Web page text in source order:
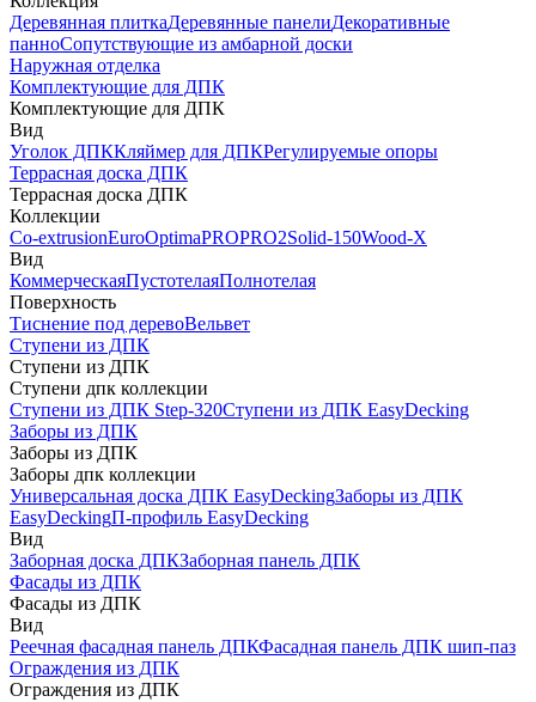
Деревянная плиткаДеревянные панелиДекоративные
панноСопутствующие из амбарной доски
Наружная отделка
Комплектующие для ДПК
Комплектующие для ДПК
Вид
Уголок ДПККляймер для ДПКРегулируемые опоры
Террасная доска ДПК
Террасная доска ДПК
Коллекции
Co-extrusionEuroOptimaPROPRO2Solid-150Wood-X
Вид
КоммерческаяПустотелаяПолнотелая
Поверхность
Тиснение под деревоВельвет
Ступени из ДПК
Ступени из ДПК
Ступени дпк коллекции
Ступени из ДПК Step-320Ступени из ДПК EasyDecking
Заборы из ДПК
Заборы из ДПК
Заборы дпк коллекции
Универсальная доска ДПК EasyDeckingЗаборы из ДПК
EasyDeckingП-профиль EasyDecking
Вид
Заборная доска ДПКЗаборная панель ДПК
Фасады из ДПК
Фасады из ДПК
Вид
Реечная фасадная панель ДПКФасадная панель ДПК шип-паз
Ограждения из ДПК
Ограждения из ДПК